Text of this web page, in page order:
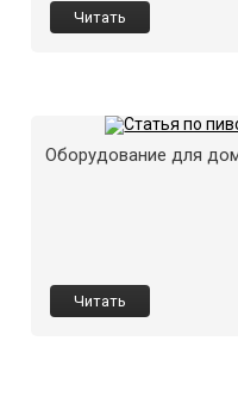
Читать
Оборудование для
Читать